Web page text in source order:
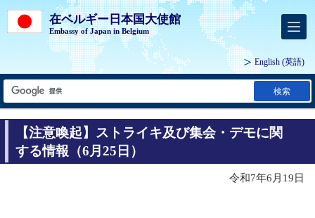
在ベルギー日本国大使館
Embassy of Japan in Belgium
English (英語)
検索
【注意喚起】ストライキ及び集会・デモに関
する情報（6月25日）
令和7年6月19日